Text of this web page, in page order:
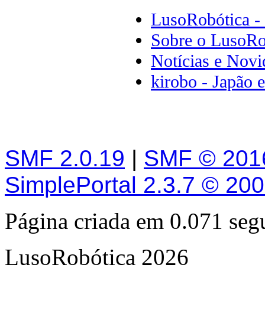
LusoRobótica -
Sobre o
Notícias e
kirobo - Japão
SMF 2.0.19 | SMF ©
SimplePortal 2.3.7 ©
Página criada em 0.071
LusoRobótica 2026